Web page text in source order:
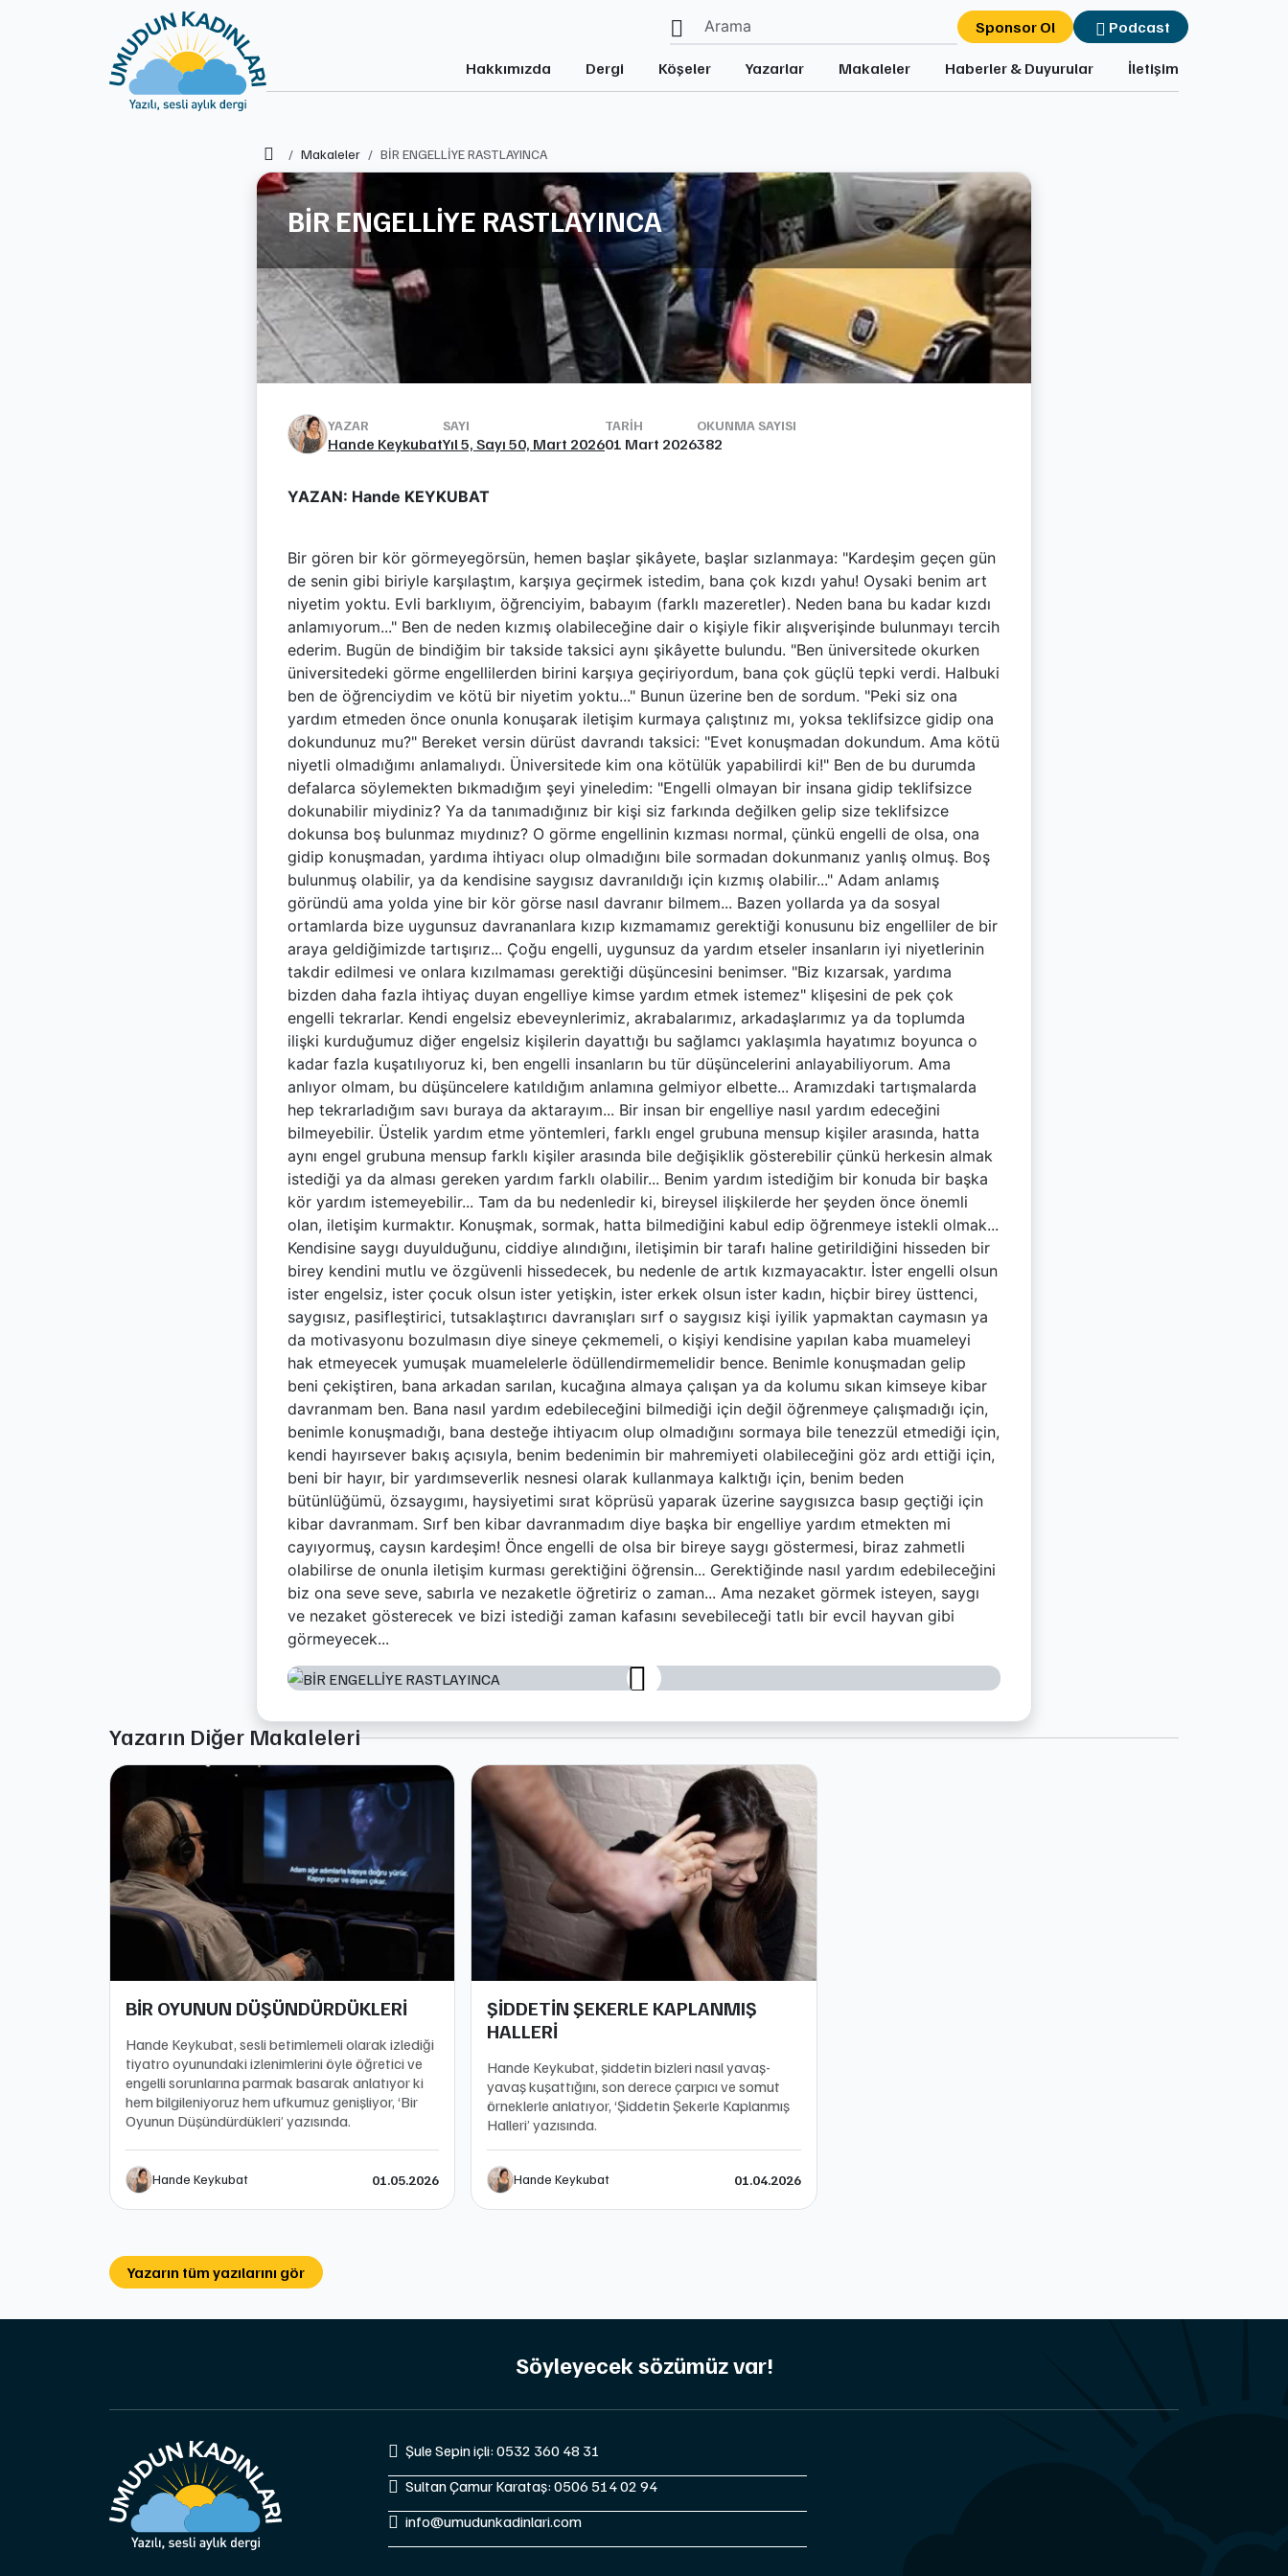
Sponsor Ol Podcast
Hakkımızda Dergi Köşeler Yazarlar Makaleler Haberler & Duyurular İletişim
Ana SayfaMakaleler BİR ENGELLİYE RASTLAYINCA
BİR ENGELLİYE RASTLAYINCA
YAZAR
Hande Keykubat
SAYI
Yıl 5, Sayı 50, Mart 2026
TARIH
01 Mart 2026
OKUNMA SAYISI
382
YAZAN: Hande KEYKUBAT
Bir gören bir kör görmeyegörsün, hemen başlar şikâyete, başlar sızlanmaya: "Kardeşim geçen gün
de senin gibi biriyle karşılaştım, karşıya geçirmek istedim, bana çok kızdı yahu! Oysaki benim art
niyetim yoktu. Evli barklıyım, öğrenciyim, babayım (farklı mazeretler). Neden bana bu kadar kızdı
anlamıyorum..." Ben de neden kızmış olabileceğine dair o kişiyle fikir alışverişinde bulunmayı tercih
ederim. Bugün de bindiğim bir takside taksici aynı şikâyette bulundu. "Ben üniversitede okurken
üniversitedeki görme engellilerden birini karşıya geçiriyordum, bana çok güçlü tepki verdi. Halbuki
ben de öğrenciydim ve kötü bir niyetim yoktu..." Bunun üzerine ben de sordum. "Peki siz ona
yardım etmeden önce onunla konuşarak iletişim kurmaya çalıştınız mı, yoksa teklifsizce gidip ona
dokundunuz mu?" Bereket versin dürüst davrandı taksici: "Evet konuşmadan dokundum. Ama kötü
niyetli olmadığımı anlamalıydı. Üniversitede kim ona kötülük yapabilirdi ki!" Ben de bu durumda
defalarca söylemekten bıkmadığım şeyi yineledim: "Engelli olmayan bir insana gidip teklifsizce
dokunabilir miydiniz? Ya da tanımadığınız bir kişi siz farkında değilken gelip size teklifsizce
dokunsa boş bulunmaz mıydınız? O görme engellinin kızması normal, çünkü engelli de olsa, ona
gidip konuşmadan, yardıma ihtiyacı olup olmadığını bile sormadan dokunmanız yanlış olmuş. Boş
bulunmuş olabilir, ya da kendisine saygısız davranıldığı için kızmış olabilir..." Adam anlamış
göründü ama yolda yine bir kör görse nasıl davranır bilmem... Bazen yollarda ya da sosyal
ortamlarda bize uygunsuz davrananlara kızıp kızmamamız gerektiği konusunu biz engelliler de bir
araya geldiğimizde tartışırız... Çoğu engelli, uygunsuz da yardım etseler insanların iyi niyetlerinin
takdir edilmesi ve onlara kızılmaması gerektiği düşüncesini benimser. "Biz kızarsak, yardıma
bizden daha fazla ihtiyaç duyan engelliye kimse yardım etmek istemez" klişesini de pek çok
engelli tekrarlar. Kendi engelsiz ebeveynlerimiz, akrabalarımız, arkadaşlarımız ya da toplumda
ilişki kurduğumuz diğer engelsiz kişilerin dayattığı bu sağlamcı yaklaşımla hayatımız boyunca o
kadar fazla kuşatılıyoruz ki, ben engelli insanların bu tür düşüncelerini anlayabiliyorum. Ama
anlıyor olmam, bu düşüncelere katıldığım anlamına gelmiyor elbette... Aramızdaki tartışmalarda
hep tekrarladığım savı buraya da aktarayım... Bir insan bir engelliye nasıl yardım edeceğini
bilmeyebilir. Üstelik yardım etme yöntemleri, farklı engel grubuna mensup kişiler arasında, hatta
aynı engel grubuna mensup farklı kişiler arasında bile değişiklik gösterebilir çünkü herkesin almak
istediği ya da alması gereken yardım farklı olabilir... Benim yardım istediğim bir konuda bir başka
kör yardım istemeyebilir... Tam da bu nedenledir ki, bireysel ilişkilerde her şeyden önce önemli
olan, iletişim kurmaktır. Konuşmak, sormak, hatta bilmediğini kabul edip öğrenmeye istekli olmak...
Kendisine saygı duyulduğunu, ciddiye alındığını, iletişimin bir tarafı haline getirildiğini hisseden bir
birey kendini mutlu ve özgüvenli hissedecek, bu nedenle de artık kızmayacaktır. İster engelli olsun
ister engelsiz, ister çocuk olsun ister yetişkin, ister erkek olsun ister kadın, hiçbir birey üsttenci,
saygısız, pasifleştirici, tutsaklaştırıcı davranışları sırf o saygısız kişi iyilik yapmaktan caymasın ya
da motivasyonu bozulmasın diye sineye çekmemeli, o kişiyi kendisine yapılan kaba muameleyi
hak etmeyecek yumuşak muamelelerle ödüllendirmemelidir bence. Benimle konuşmadan gelip
beni çekiştiren, bana arkadan sarılan, kucağına almaya çalışan ya da kolumu sıkan kimseye kibar
davranmam ben. Bana nasıl yardım edebileceğini bilmediği için değil öğrenmeye çalışmadığı için,
benimle konuşmadığı, bana desteğe ihtiyacım olup olmadığını sormaya bile tenezzül etmediği için,
kendi hayırsever bakış açısıyla, benim bedenimin bir mahremiyeti olabileceğini göz ardı ettiği için,
beni bir hayır, bir yardımseverlik nesnesi olarak kullanmaya kalktığı için, benim beden
bütünlüğümü, özsaygımı, haysiyetimi sırat köprüsü yaparak üzerine saygısızca basıp geçtiği için
kibar davranmam. Sırf ben kibar davranmadım diye başka bir engelliye yardım etmekten mi
cayıyormuş, caysın kardeşim! Önce engelli de olsa bir bireye saygı göstermesi, biraz zahmetli
olabilirse de onunla iletişim kurması gerektiğini öğrensin... Gerektiğinde nasıl yardım edebileceğini
biz ona seve seve, sabırla ve nezaketle öğretiriz o zaman... Ama nezaket görmek isteyen, saygı
ve nezaket gösterecek ve bizi istediği zaman kafasını sevebileceği tatlı bir evcil hayvan gibi
görmeyecek...
Yazarın Diğer Makaleleri
BİR OYUNUN DÜŞÜNDÜRDÜKLERİ
Hande Keykubat, sesli betimlemeli olarak izlediği
tiyatro oyunundaki izlenimlerini öyle öğretici ve
engelli sorunlarına parmak basarak anlatıyor ki
hem bilgileniyoruz hem ufkumuz genişliyor, ‘Bir
Oyunun Düşündürdükleri’ yazısında.
Hande Keykubat 01.05.2026
ŞİDDETİN ŞEKERLE KAPLANMIŞ
HALLERİ
Hande Keykubat, şiddetin bizleri nasıl yavaş-
yavaş kuşattığını, son derece çarpıcı ve somut
örneklerle anlatıyor, ‘Şiddetin Şekerle Kaplanmış
Halleri’ yazısında.
Hande Keykubat 01.04.2026
Yazarın tüm yazılarını gör
Söyleyecek sözümüz var!
Şule Sepin içli: 0532 360 48 31
Sultan Çamur Karataş: 0506 514 02 94
info@umudunkadinlari.com